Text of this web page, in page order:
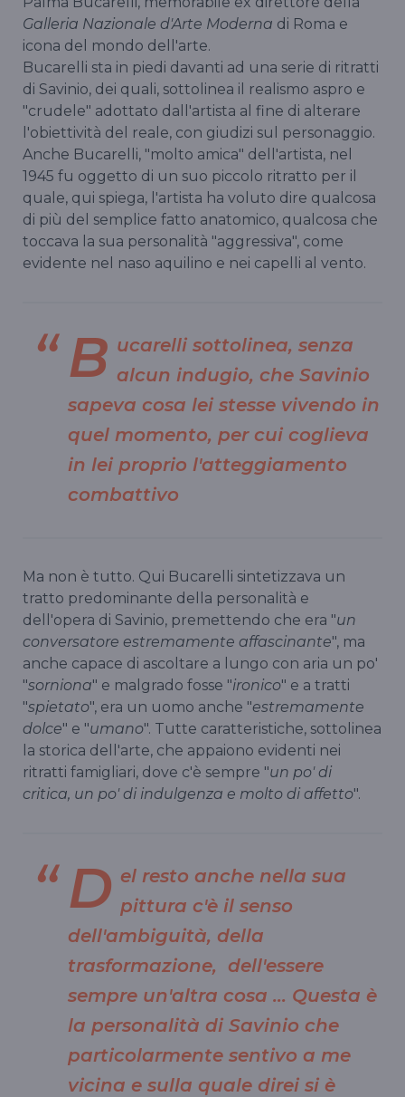
Galleria Nazionale d'Arte Moderna di Roma e
icona del mondo dell'arte.
Bucarelli sta in piedi davanti ad una serie di ritratti
di Savinio, dei quali, sottolinea il realismo aspro e
"crudele" adottato dall'artista al fine di alterare
l'obiettività del reale, con giudizi sul personaggio.
Anche Bucarelli, "molto amica" dell'artista, nel
1945 fu oggetto di un suo piccolo ritratto per il
quale, qui spiega, l'artista ha voluto dire qualcosa
di più del semplice fatto anatomico, qualcosa che
toccava la sua personalità "aggressiva", come
evidente nel naso aquilino e nei capelli al vento.
B ucarelli sottolinea, senza
alcun indugio, che Savinio
sapeva cosa lei stesse vivendo in
quel momento, per cui coglieva
in lei proprio l'atteggiamento
combattivo
Ma non è tutto. Qui Bucarelli sintetizzava un
tratto predominante della personalità e
dell'opera di Savinio, premettendo che era "un
conversatore estremamente affascinante", ma
anche capace di ascoltare a lungo con aria un po'
"sorniona" e malgrado fosse "ironico" e a tratti
"spietato", era un uomo anche "estremamente
dolce" e "umano". Tutte caratteristiche, sottolinea
la storica dell'arte, che appaiono evidenti nei
ritratti famigliari, dove c'è sempre "un po' di
critica, un po' di indulgenza e molto di affetto".
D el resto anche nella sua
pittura c'è il senso
dell'ambiguità, della
trasformazione, dell'essere
sempre un'altra cosa … Questa è
la personalità di Savinio che
particolarmente sentivo a me
vicina e sulla quale direi si è